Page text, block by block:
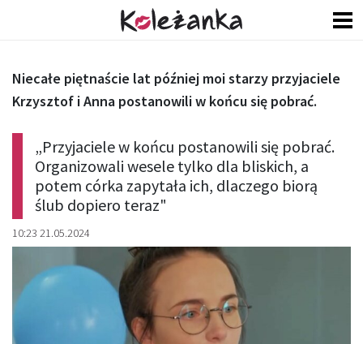
„Przyjaciele w końcu postanowili się pobrać.
Organizowali wesele tylko dla bliskich, a
potem córka zapytała ich, dlaczego biorą
ślub dopiero teraz"
10:23 21.05.2024
Niecałe piętnaście lat później moi starzy przyjaciele
Krzysztof i Anna postanowili w końcu się pobrać.